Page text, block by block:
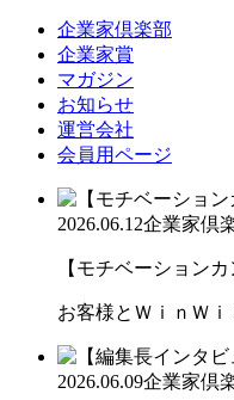
企業家倶楽部
企業家賞
マガジン
お知らせ
運営会社
会員用ページ
2026.06.12企業家倶
【モチベーション
お客様とＷｉｎＷｉ
2026.06.09企業家倶